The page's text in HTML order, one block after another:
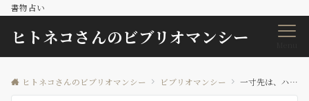
書物占い
ヒトネコさんのビブリオマンシー
ヒトネコさんのビブリオマンシー ビブリオマンシー 一寸先は、ハッピー。